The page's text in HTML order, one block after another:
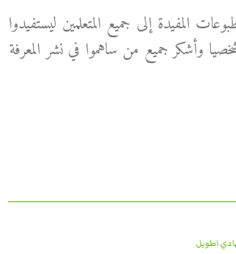
المفيدة إلى جميع المتعلمين ليستفيدوا
وأشكر جميع من ساهموا في نشر المعرفة
اطويل